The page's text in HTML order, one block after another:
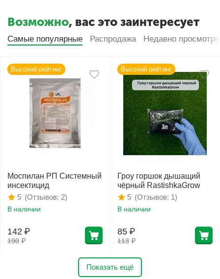
Возможно, вас это заинтересует
Самые популярные Распродажа Недавно
Высокий рейтинг
Моспилан РП Системный
инсектицид
(Отзывов: 2)
5
В наличии
190 ₽
142 ₽
Высокий рейтинг
Гроу горшок дышащий
чёрный RastishkaGrow
(Отзывов: 1)
5
В наличии
113 ₽
85 ₽
Показать ещё